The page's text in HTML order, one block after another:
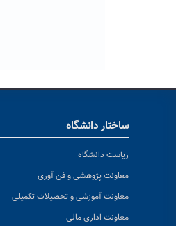
ساختار دانشگاه
ریاست دانشگاه
معاونت پژوهشی و فن آوری
معاونت آموزشی و تحصیلات تکمیلی
معاونت اداری مالی